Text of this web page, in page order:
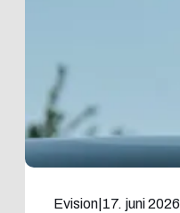
Evision 17. juni 2026